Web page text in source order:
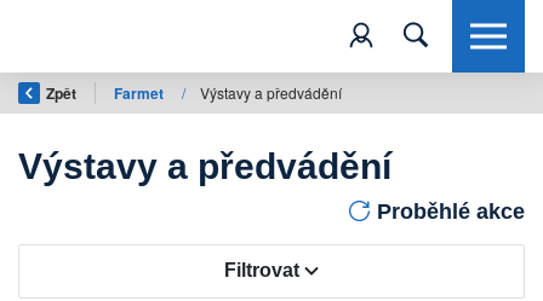
Zpět Farmet / Výstavy a předvádění
Výstavy a předvádění
Proběhlé akce
Filtrovat